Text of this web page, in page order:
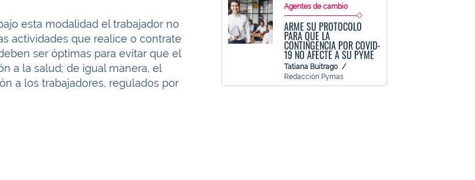
esta modalidad el trabajador no
actividades que realice o contrate
ser óptimas para evitar que el
a la salud; de igual manera, el
a los trabajadores, regulados por
Agentes de cambio
ARME SU PROTOCOLO
PARA QUE LA
CONTINGENCIA POR COVID-
19 NO AFECTE A SU PYME
Tatiana Buitrago
Redacción Pymas